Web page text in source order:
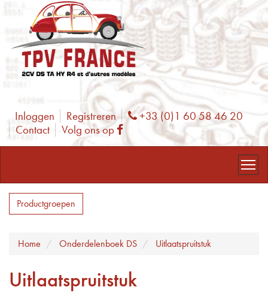
Inloggen Registreren Phone
+33 (0)1 60 58 46 20
Contact
Volg ons op Facebook
Productgroepen
Home Onderdelenboek DS Uitlaatspruitstuk
Uitlaatspruitstuk